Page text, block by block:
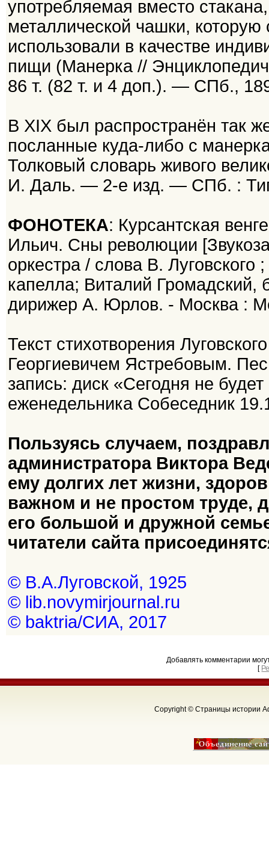
употребляемая вместо
металлической чашки,
использовали в качестве
пищи (Манерка //
86 т. (82 т. и 4 доп.). — СПб.,
В XIX был распространён так
посланные куда-либо с
Толковый словарь живого
И. Даль. — 2-е изд. — СПб. :
ФОНОТЕКА: Курсантская
Ильич. Сны революции
оркестра / слова В.
капелла; Виталий
дирижер А. Юрлов. - Москва :
Текст стихотворения
Георгиевичем Ястребовым.
запись: диск «Сегодня не
еженедельника Собеседник
Пользуясь случаем,
администратора Виктора
ему долгих лет жизни,
важном и не простом труде,
его большой и дружной
читатели сайта
© В.А.Луговской, 1925
© lib.novymirjournal.ru
© baktria/СИА, 2017
Добавлять комментарии
[
Copyright © Страницы истории